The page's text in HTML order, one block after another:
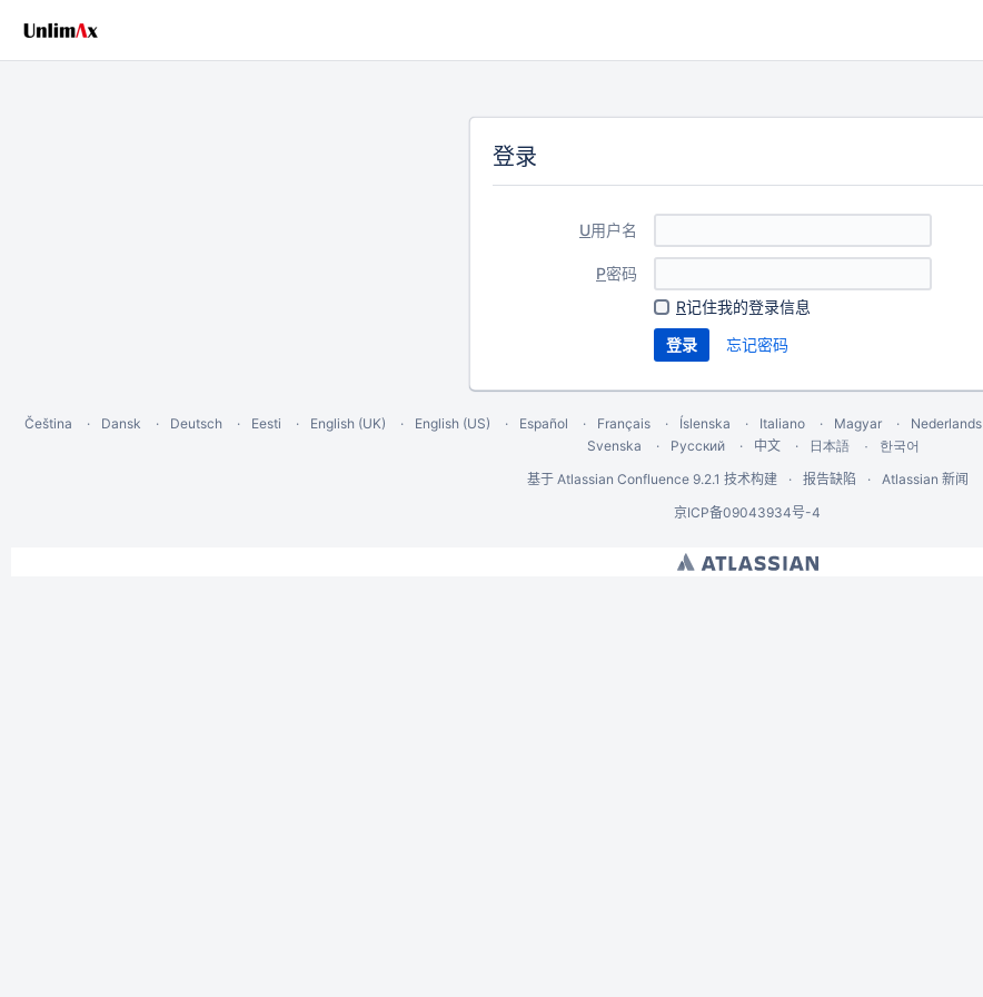
登录
U用户名
P密码
R记住我的登录信息
忘记密码
Čeština Dansk Deutsch Eesti English (UK) English (US) Español Français Íslenska Italiano Magyar Nederlands
Svenska
Русский 中文 日本語
한국어
基于 Atlassian Confluence 9.2.1 技术构建 报告缺陷
Atlassian 新闻
京ICP备09043934号-4